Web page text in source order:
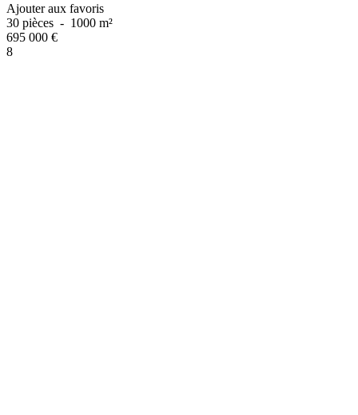
Ajouter aux favoris
30 pièces - 1000 m²
695 000 €
8